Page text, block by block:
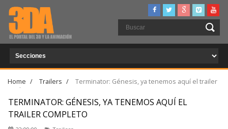
Home / Trailers /
Terminator: Génesis, ya tenemos aquí el trailer
completo
TERMINATOR: GÉNESIS, YA TENEMOS AQUÍ EL
TRAILER COMPLETO